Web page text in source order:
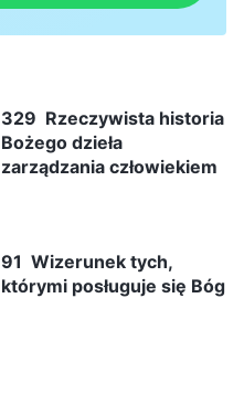
329 Rzeczywista historia
Bożego dzieła
zarządzania człowiekiem
91 Wizerunek tych,
którymi posługuje się Bóg